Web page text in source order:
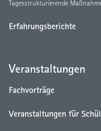
Tagesstrukturierende
Erfahrungsberichte
Veranstaltungen
Fachvorträge
Veranstaltungen für